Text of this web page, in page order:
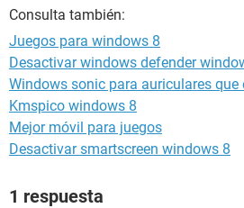
Consulta también:
Juegos para windows 8
Desactivar windows defender
Windows sonic para auriculares que
Kmspico windows 8
Mejor móvil para juegos
Desactivar smartscreen windows 8
1 respuesta